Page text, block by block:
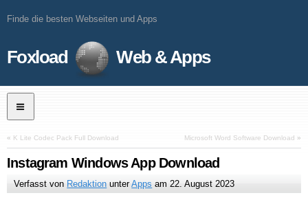
Finde die besten Webseiten und Apps
Foxload Web & Apps
« K Lite Codec Pack Full Download Microsoft Word Software Download »
Instagram Windows App Download
Verfasst von Redaktion unterApps am22. August 2023